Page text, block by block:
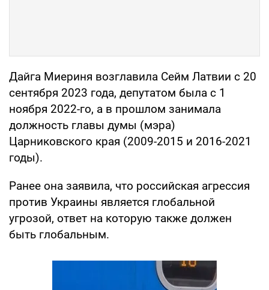
Дайга Миериня возглавила Сейм Латвии с 20
сентября 2023 года, депутатом была с 1
ноября 2022-го, а в прошлом занимала
должность главы думы (мэра)
Царниковского края (2009-2015 и 2016-2021
годы).
Ранее она заявила, что российская агрессия
против Украины является глобальной
угрозой, ответ на которую также должен
быть глобальным.